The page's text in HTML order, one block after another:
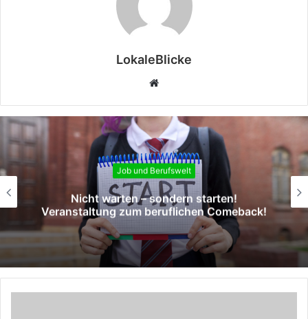
LokaleBlicke
Webseite
Job und Berufswelt
Nicht warten – sondern starten!
Veranstaltung zum beruflichen Comeback!